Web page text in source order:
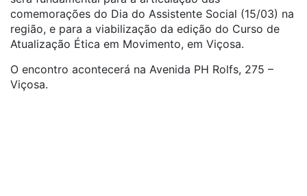
comemorações do Dia do Assistente Social (15/03) na
região, e para a viabilização da edição do Curso de
Atualização Ética em Movimento, em Viçosa.
O encontro acontecerá na Avenida PH Rolfs, 275 –
Viçosa.